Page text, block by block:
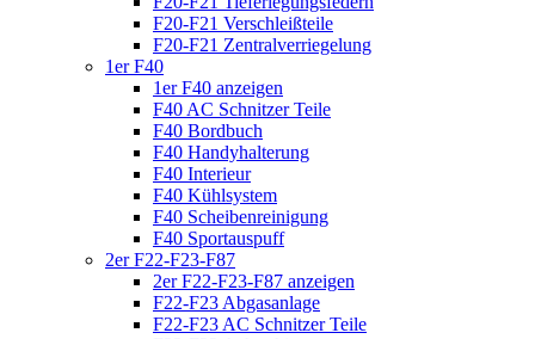
F20-F21 Verschleißteile
F20-F21 Zentralverriegelung
1er F40
1er F40 anzeigen
F40 AC Schnitzer Teile
F40 Bordbuch
F40 Handyhalterung
F40 Interieur
F40 Kühlsystem
F40 Scheibenreinigung
F40 Sportauspuff
2er F22-F23-F87
2er F22-F23-F87 anzeigen
F22-F23 Abgasanlage
F22-F23 AC Schnitzer Teile